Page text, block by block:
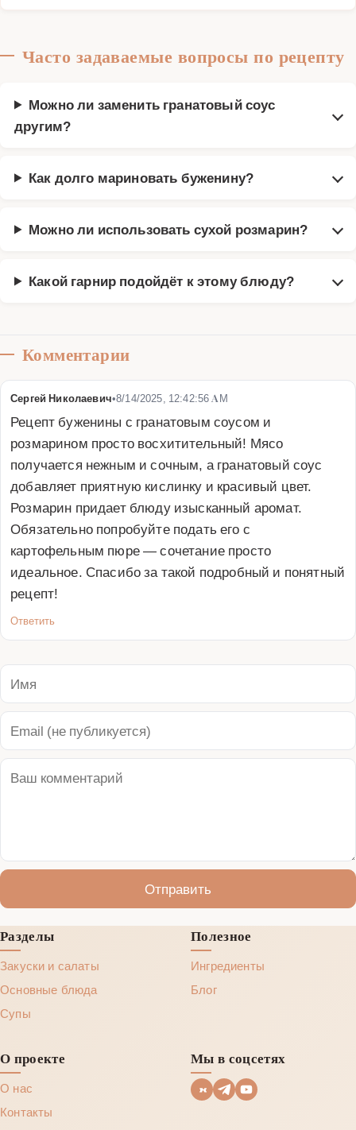
Часто задаваемые вопросы по рецепту
Можно ли заменить гранатовый соус
другим?
Как долго мариновать буженину?
Можно ли использовать сухой розмарин?
Какой гарнир подойдёт к этому блюду?
Комментарии
Сергей Николаевич•8/14/2025, 12:42:56 AM
Рецепт буженины с гранатовым соусом и
розмарином просто восхитительный! Мясо
получается нежным и сочным, а гранатовый соус
добавляет приятную кислинку и красивый цвет.
Розмарин придает блюду изысканный аромат.
Обязательно попробуйте подать его с
картофельным пюре — сочетание просто
идеальное. Спасибо за такой подробный и понятный
рецепт!
Ответить
Отправить
Разделы
Закуски и салаты
Основные блюда
Супы
Полезное
Ингредиенты
Блог
О проекте
О нас
Контакты
Мы в соцсетях